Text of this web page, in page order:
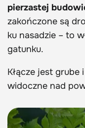
pierzastej
zakończone są
ku nasadzie – to
gatunku.
Kłącze jest grube
widoczne nad